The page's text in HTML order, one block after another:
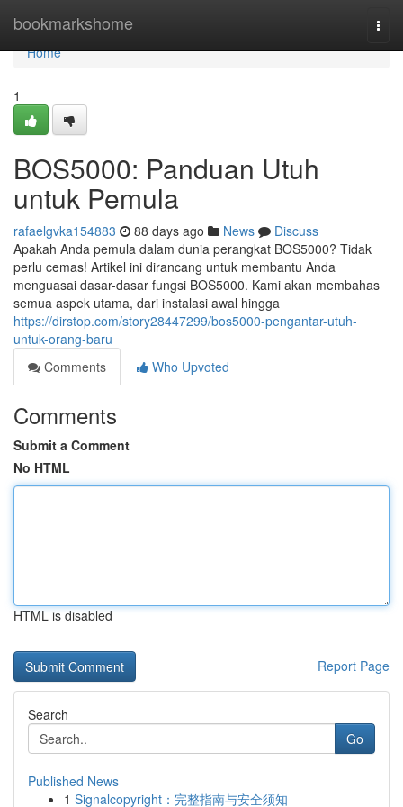
bookmarkshome
Home
Home
1
BOS5000: Panduan Utuh
untuk Pemula
rafaelgvka154883 88 days ago News
Discuss
Apakah Anda pemula dalam dunia perangkat BOS5000? Tidak
perlu cemas! Artikel ini dirancang untuk membantu Anda
menguasai dasar-dasar fungsi BOS5000. Kami akan membahas
semua aspek utama, dari instalasi awal hingga
https://dirstop.com/story28447299/bos5000-pengantar-utuh-
untuk-orang-baru
Comments
Who Upvoted
Comments
Submit a Comment
No HTML
HTML is disabled
Report Page
Search
Go
Published News
1 Signalcopyright：完整指南与安全须知